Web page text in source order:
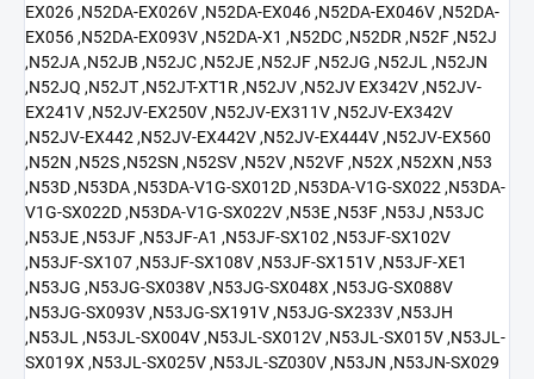
EX026 ,N52DA-EX026V ,N52DA-EX046 ,N52DA-EX046V ,N52DA-
EX056 ,N52DA-EX093V ,N52DA-X1 ,N52DC ,N52DR ,N52F ,N52J
,N52JA ,N52JB ,N52JC ,N52JE ,N52JF ,N52JG ,N52JL ,N52JN
,N52JQ ,N52JT ,N52JT-XT1R ,N52JV ,N52JV EX342V ,N52JV-
EX241V ,N52JV-EX250V ,N52JV-EX311V ,N52JV-EX342V
,N52JV-EX442 ,N52JV-EX442V ,N52JV-EX444V ,N52JV-EX560
,N52N ,N52S ,N52SN ,N52SV ,N52V ,N52VF ,N52X ,N52XN ,N53
,N53D ,N53DA ,N53DA-V1G-SX012D ,N53DA-V1G-SX022 ,N53DA-
V1G-SX022D ,N53DA-V1G-SX022V ,N53E ,N53F ,N53J ,N53JC
,N53JE ,N53JF ,N53JF-A1 ,N53JF-SX102 ,N53JF-SX102V
,N53JF-SX107 ,N53JF-SX108V ,N53JF-SX151V ,N53JF-XE1
,N53JG ,N53JG-SX038V ,N53JG-SX048X ,N53JG-SX088V
,N53JG-SX093V ,N53JG-SX191V ,N53JG-SX233V ,N53JH
,N53JL ,N53JL-SX004V ,N53JL-SX012V ,N53JL-SX015V ,N53JL-
SX019X ,N53JL-SX025V ,N53JL-SZ030V ,N53JN ,N53JN-SX029